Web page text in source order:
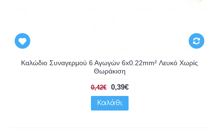
Καλώδιο Συναγερμού 6 Αγωγών 6x0.22mm² Λευκό Χωρίς
Θωράκιση
0,42€ 0,39€
Καλάθι